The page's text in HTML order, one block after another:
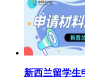
新西兰留学生